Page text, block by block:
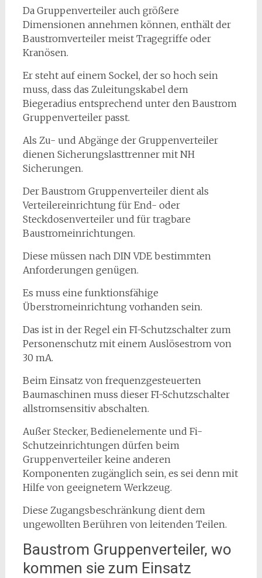
Da Gruppenverteiler auch größere
Dimensionen annehmen können, enthält der
Baustromverteiler meist Tragegriffe oder
Kranösen.
Er steht auf einem Sockel, der so hoch sein
muss, dass das Zuleitungskabel dem
Biegeradius entsprechend unter den Baustrom
Gruppenverteiler passt.
Als Zu- und Abgänge der Gruppenverteiler
dienen Sicherungslasttrenner mit NH
Sicherungen.
Der Baustrom Gruppenverteiler dient als
Verteilereinrichtung für End- oder
Steckdosenverteiler und für tragbare
Baustromeinrichtungen.
Diese müssen nach DIN VDE bestimmten
Anforderungen genügen.
Es muss eine funktionsfähige
Überstromeinrichtung vorhanden sein.
Das ist in der Regel ein FI-Schutzschalter zum
Personenschutz mit einem Auslösestrom von
30 mA.
Beim Einsatz von frequenzgesteuerten
Baumaschinen muss dieser FI-Schutzschalter
allstromsensitiv abschalten.
Außer Stecker, Bedienelemente und Fi-
Schutzeinrichtungen dürfen beim
Gruppenverteiler keine anderen
Komponenten zugänglich sein, es sei denn mit
Hilfe von geeignetem Werkzeug.
Diese Zugangsbeschränkung dient dem
ungewollten Berühren von leitenden Teilen.
Baustrom Gruppenverteiler, wo
kommen sie zum Einsatz